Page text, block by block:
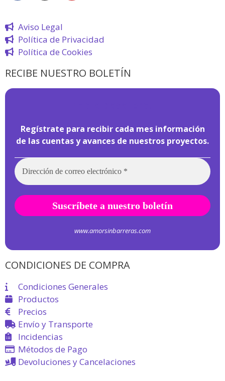
Aviso Legal
Política de Privacidad
Política de Cookies
RECIBE NUESTRO BOLETÍN
Regístrate para recibir cada mes información
de las cuentas y avances de nuestros proyectos.
www.amorsinbarreras.com
CONDICIONES DE COMPRA
Condiciones Generales
Productos
Precios
Envío y Transporte
Incidencias
Métodos de Pago
Devoluciones y Cancelaciones